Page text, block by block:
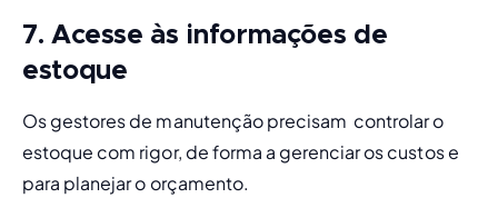
7. Acesse às informações de
estoque
Os gestores de manutenção precisam  controlar o
estoque com rigor, de forma a gerenciar os custos e
para planejar o orçamento.